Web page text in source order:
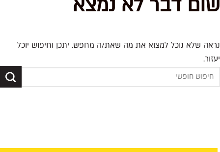
נראה שלא נוכל למצוא את מה שאת/ה מחפש. יתכן וחיפוש יוכל
יעזור.